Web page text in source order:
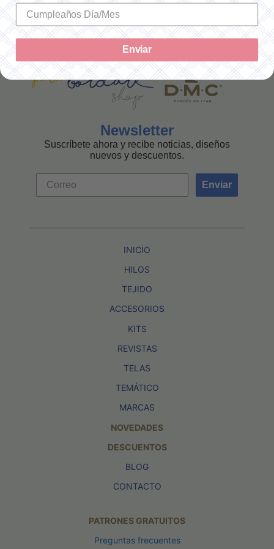
MEXICANA
Newsletter
Suscríbete ahora y recibe noticias, diseños
nuevos y descuentos.
Enviar
INICIO
HILOS
TEJIDO
ACCESORIOS
KITS
REVISTAS
TELAS
TEMÁTICO
MARCAS
NOVEDADES
DESCUENTOS
BLOG
CONTACTO
PATRONES GRATUITOS
Preguntas frecuentes
Enviar